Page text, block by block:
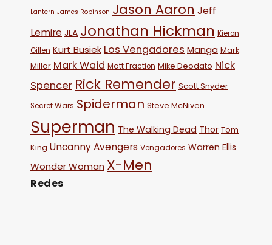
Lantern James Robinson Jason Aaron Jeff
Lemire JLA Jonathan Hickman Kieron
Gillen Kurt Busiek Los Vengadores Manga Mark
Millar Mark Waid Matt Fraction Mike Deodato Nick
Spencer Rick Remender Scott Snyder
Secret Wars Spiderman Steve McNiven
Superman The Walking Dead Thor Tom
King Uncanny Avengers Vengadores Warren Ellis
Wonder Woman X-Men
Redes